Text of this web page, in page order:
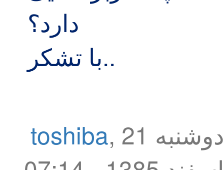
دارد؟
با تشکر..
toshiba,